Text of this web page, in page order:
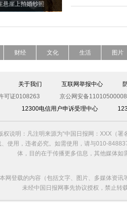
悬崖上拍婚纱照
财经 文化 生活 图片
关于我们 互联网举报中心
可证0108263
京公网安备
12300电信用户申诉受理中心
权说明：凡注明来源为“中国日报网：XXX（
使用，违者必究。如需使用，请与010-
体，目的在于传播更多信息，其他媒体
网登载的内容（包括文字、图片、多媒体资
未经中国日报网事先协议授权，禁止转